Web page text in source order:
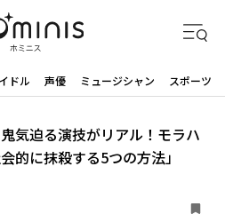
ドル 声優 ミュージシャン スポーツ
気迫る演技がリアル！モラハ
的に抹殺する5つの方法」